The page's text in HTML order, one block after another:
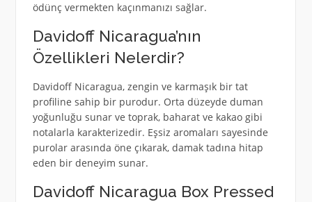
ödünç vermekten kaçınmanızı sağlar.
Davidoff Nicaragua’nın
Özellikleri Nelerdir?
Davidoff Nicaragua, zengin ve karmaşık bir tat
profiline sahip bir purodur. Orta düzeyde duman
yoğunluğu sunar ve toprak, baharat ve kakao gibi
notalarla karakterizedir. Eşsiz aromaları sayesinde
purolar arasında öne çıkarak, damak tadına hitap
eden bir deneyim sunar.
Davidoff Nicaragua Box Pressed